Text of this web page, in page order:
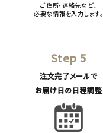
ご住所・連絡先など、
必要な情報を入力します。
Step 5
注文完了メールで
お届け日の日程調整